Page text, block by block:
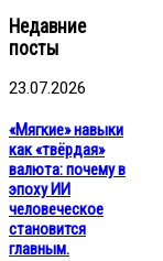
Недавние
посты
23.07.2026
«Мягкие» навыки
как «твёрдая»
валюта: почему в
эпоху ИИ
человеческое
становится
главным.